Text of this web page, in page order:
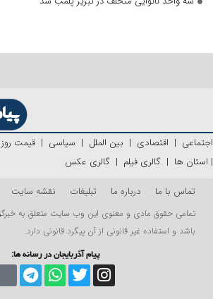
اجتماعی | اقتصادی | بین الملل | سیاسی | قیمت روز
| استان ها | گالری فیلم | گالری عکس
تماس با ما
درباره ما تبلیغات نقشه سایت
تمامی حقوق مادی و معنوی این وب سایت متعلق به
باشد و استفاده غیر قانونی از آن پیگرد قانونی دارد.
پیام آذربایجان در رسانه ها: